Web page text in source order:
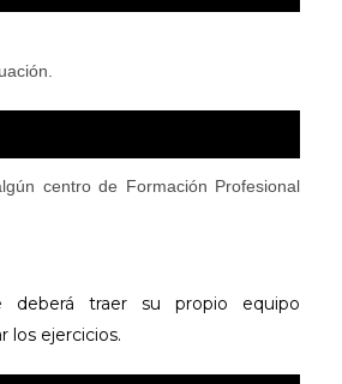
centro de Formación Profesional
deberá traer su propio equipo
los ejercicios.